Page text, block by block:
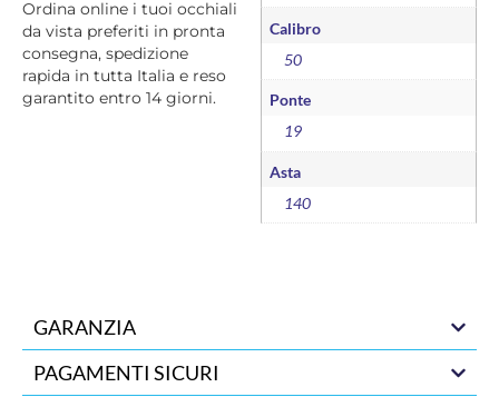
Ordina online i tuoi occhiali
da vista preferiti in pronta
consegna, spedizione
rapida in tutta Italia e reso
garantito entro 14 giorni.
Calibro
50
Ponte
19
Asta
140
GARANZIA
PAGAMENTI SICURI